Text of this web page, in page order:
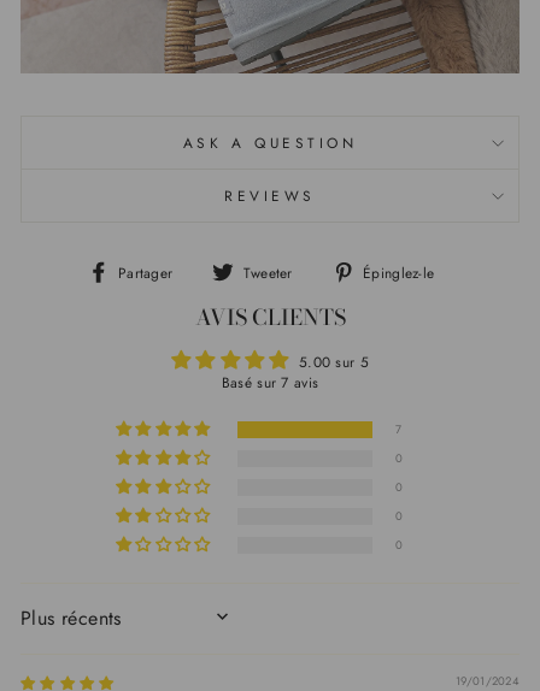
ASK A QUESTION
REVIEWS
Partager
Tweeter
sur
Épinglez-le
AVIS CLIENTS
5.00 sur 5
Basé sur 7 avis
7
0
0
0
0
SORT BY
19/01/2024